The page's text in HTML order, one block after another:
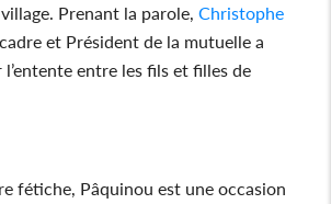
Prenant la parole,Christophe
et Président de la mutuelle a
entre les fils et filles de
fétiche, Pâquinou est une occasion